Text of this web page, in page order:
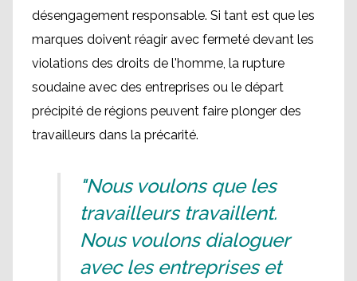
désengagement responsable. Si tant est que les
marques doivent réagir avec fermeté devant les
violations des droits de l'homme, la rupture
soudaine avec des entreprises ou le départ
précipité de régions peuvent faire plonger des
travailleurs dans la précarité.
"Nous voulons que les
travailleurs travaillent.
Nous voulons dialoguer
avec les entreprises et